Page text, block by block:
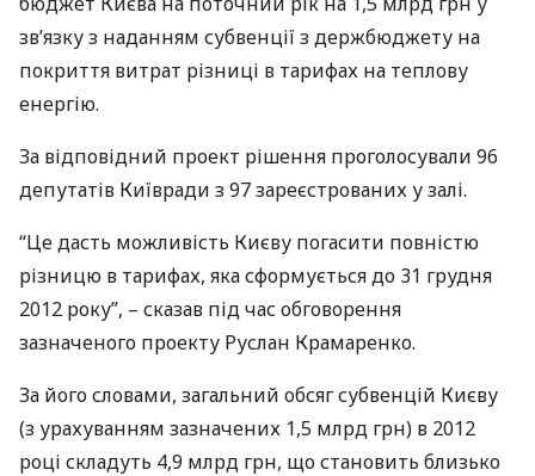
зв’язку з наданням субвенції з держбюджету на
покриття витрат різниці в тарифах на теплову
енергію.
За відповідний проект рішення проголосували 96
депутатів Київради з 97 зареєстрованих у залі.
“Це дасть можливість Києву погасити повністю
різницю в тарифах, яка сформується до 31 грудня
2012 року”, – сказав під час обговорення
зазначеного проекту Руслан Крамаренко.
За його словами, загальний обсяг субвенцій Києву
(з урахуванням зазначених 1,5 млрд грн) в 2012
році складуть 4,9 млрд грн, що становить близько